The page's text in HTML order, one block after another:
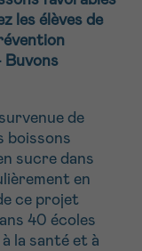
les élèves de
Buvons
de
boissons
sucre dans
en
ce projet
40 écoles
la santé et à